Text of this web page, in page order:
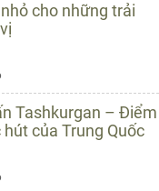
cho những trải
Tashkurgan – Điểm
của Trung Quốc